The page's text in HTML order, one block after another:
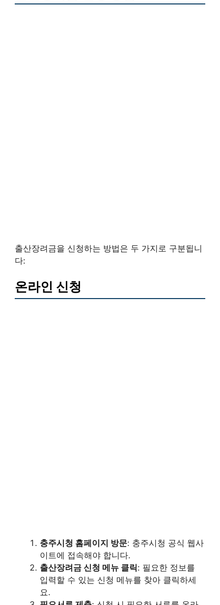
출산장려금을 신청하는 방법은 두 가지로 구분됩니
다:
온라인 신청
충주시청 홈페이지 방문: 충주시청 공식 웹사
이트에 접속해야 합니다.
출산장려금 신청 메뉴 클릭: 필요한 정보를
입력할 수 있는 신청 메뉴를 찾아 클릭하세
요.